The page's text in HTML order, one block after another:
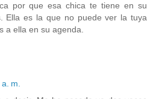
por que esa chica te tiene en su
Ella es la que no puede ver la tuya
a ella en su agenda.
m.